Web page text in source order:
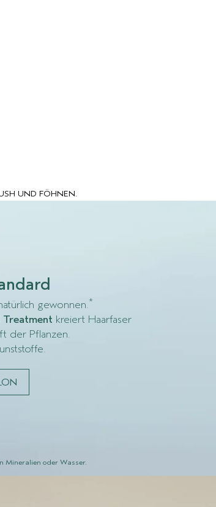
UND FÖHNEN.
gewonnen.*
Treatment kreiert Haarfaser
der Pflanzen.
Mineralien oder Wasser.